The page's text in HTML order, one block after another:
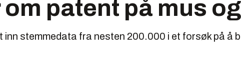
patent på mus
inn stemmedata fra nesten 200.000 i et forsøk på å